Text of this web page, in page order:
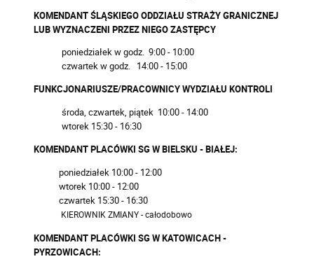
KOMENDANT ŚLĄSKIEGO ODDZIAŁU STRAŻY GRANICZNEJ
LUB WYZNACZENI PRZEZ NIEGO ZASTĘPCY
poniedziałek w godz. 9:00 - 10:00
czwartek w godz. 14:00 - 15:00
FUNKCJONARIUSZE/PRACOWNICY WYDZIAŁU KONTROLI
środa, czwartek, piątek 10:00 - 14:00
wtorek 15:30 - 16:30
KOMENDANT PLACÓWKI SG W BIELSKU - BIAŁEJ:
poniedziałek 10:00 - 12:00
wtorek 10:00 - 12:00
czwartek 15:30 - 16:30
KIEROWNIK ZMIANY - całodobowo
KOMENDANT PLACÓWKI SG W KATOWICACH -
PYRZOWICACH: